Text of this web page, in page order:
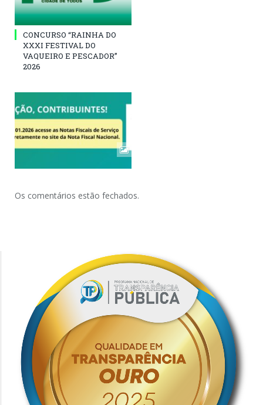
CONCURSO “RAINHA DO
XXXI FESTIVAL DO
VAQUEIRO E PESCADOR”
2026
Os comentários estão fechados.